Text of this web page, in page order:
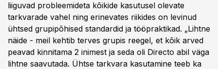
liiguvad probleemideta kõikide kasutusel olevate
tarkvarade vahel ning erinevates riikides on levinud
ühtsed grupipõhised standardid ja tööpraktikad. „Lihtne
näide - meil kehtib terves grupis reegel, et kõik arved
peavad kinnitama 2 inimest ja seda oli Directo abil väga
lihtne saavutada. Ühtse tarkvara kasutamine teeb ka